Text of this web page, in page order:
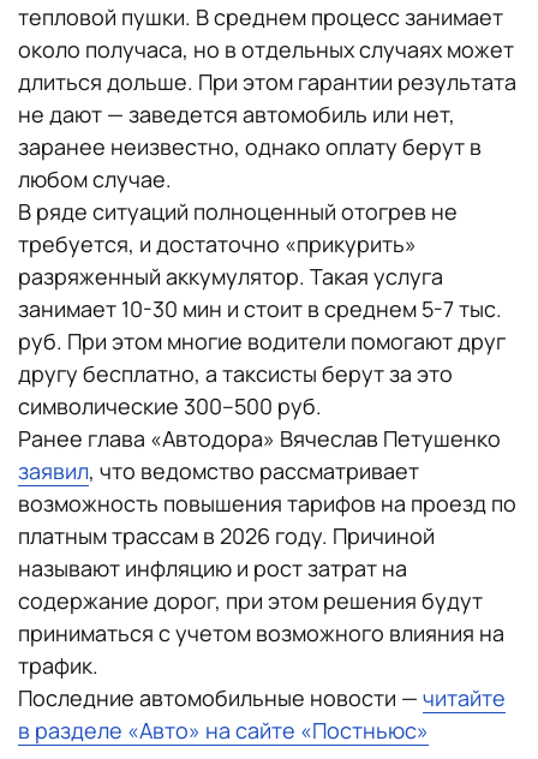
тепловой пушки. В среднем процесс занимает
около получаса, но в отдельных случаях может
длиться дольше. При этом гарантии результата
не дают — заведется автомобиль или нет,
заранее неизвестно, однако оплату берут в
любом случае.
В ряде ситуаций полноценный отогрев не
требуется, и достаточно «прикурить»
разряженный аккумулятор. Такая услуга
занимает 10-30 мин и стоит в среднем 5-7 тыс.
руб. При этом многие водители помогают друг
другу бесплатно, а таксисты берут за это
символические 300–500 руб.
Ранее глава «Автодора» Вячеслав Петушенко
заявил, что ведомство рассматривает
возможность повышения тарифов на проезд по
платным трассам в 2026 году. Причиной
называют инфляцию и рост затрат на
содержание дорог, при этом решения будут
приниматься с учетом возможного влияния на
трафик.
Последние автомобильные новости — читайте
в разделе «Авто» на сайте «Постньюс»